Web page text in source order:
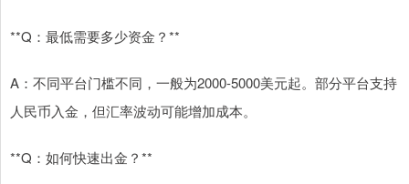
**Q：最低需要多少资金？**
A：不同平台门槛不同，一般为2000-5000美元起。部分平台支持
人民币入金，但汇率波动可能增加成本。
**Q：如何快速出金？**